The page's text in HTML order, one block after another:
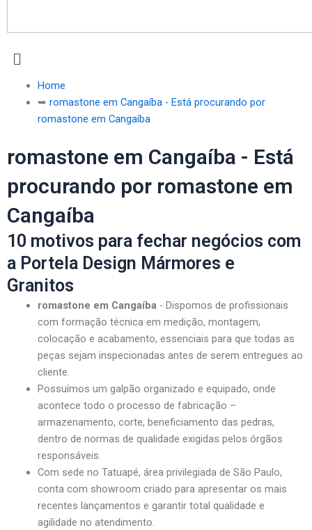
Menu
Home
➥ romastone em Cangaíba - Está procurando por
romastone em Cangaíba
romastone em Cangaíba - Está
procurando por romastone em
Cangaíba
10 motivos para fechar negócios com
a Portela Design Mármores e
Granitos
romastone em Cangaíba- Dispomos de profissionais
com formação técnica em medição, montagem,
colocação e acabamento, essenciais para que todas as
peças sejam inspecionadas antes de serem entregues ao
cliente.
Possuímos um galpão organizado e equipado, onde
acontece todo o processo de fabricação –
armazenamento, corte, beneficiamento das pedras,
dentro de normas de qualidade exigidas pelos órgãos
responsáveis.
Com sede no Tatuapé, área privilegiada de São Paulo,
conta com showroom criado para apresentar os mais
recentes lançamentos e garantir total qualidade e
agilidade no atendimento.